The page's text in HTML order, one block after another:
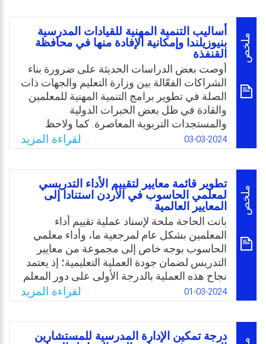
التكاملية بين كليات التربية ووزارة التربية والتعليم
بمدارسها واقتصار دورها على الدور التقليدي
الخاص بإعداد المعلم؛ وأن انقطاع الصلة بين
خريجي كليات التربية عن كلياتهم يمثل فجوة بين
ما لأعضاء هيئة التدريس بالجامعة من معرفة
متجددة والتطبيق التربوي العملي لها؛ وقصور أداء
كليات التربية والمدارس بتأدية أدوارهم بفاعلية
في تنمية المعلمين مهنيًا بالإضافة لضعف التنسيق
بين كليات التربية ووحدات التدريب.
WhatsApp
Facebook
Twitter
Email
ملخص
أساليب التنمية المهنية للقيادات المدرسية
بنيوزيلندا وإمكانية الإفادة منها في محافظة
القنفذة
أوصت بعض الدراسات الحديثة على ضرورة بناء
الشراكات الفعّالة بين وزارة التعليم والجهات ذات
الصلة في تطوير برامج التنمية المهنية للمعلمين
والقادة في ظل بعض الخبرات الدولية
والمستجدات التربوية المعاصرة. كما ولاحظ
الباحث من خلال عمله في الإطار التعليمي
المدرسي تدني وقلة أساليب التنمية المهنية
للقيادات المدرسية، مما دفعه لإجراء هذه
الدراسة لاقتراح تصور لتطوير أساليب التنمية
المهنية المقدمة للقيادات المدرسية في محافظة
القنفذة بالمملكة العربية السعودية، وذلك في
ضوء خبرة دولة نيوزيلندا في التنمية المهنية.
وتحددت مشكلة الدراسة بمعرفة أساليب التنمية
المهنية للقيادات المدرسية بنيوزيلندا وإمكانية
الإفادة منها بمحافظة القنفذة.
WhatsApp
Facebook
Twitter
Email
03-03-2024 لقراءة المزيد
ملخص
تطوير قائمة معايير لتقييم الأداء التدريسي
لمعلمي الحاسوب في الأردن استنادا إلى
المعايير العالمية
باتت الحاجة ملحة لإسناد عملية تقييم أداء
المعلمين بشكل عام لمرجعية ما، وأداء معلمي
الحاسوب بوجه خاص إلى مجموعة من معايير
التدريس لضمان جودة العملية التعليمية؛ إذ يعتمد
نجاح هذه العملية بالدرجة الأولى على دور المعلم
وممارساته أثناء التدريس. ونظرًا لعدم وجود
معايير وطنية خاصة بمعلمي الحاسوب بالأردن،
والاعتماد على كثير من المهارات الأدائية اللازمة
لتنفيذها، دعت الحاجة إلى اقتراح قائمة معايير
01-03-2024 لقراءة المزيد
درجة تمكين الإدارة المدرسية للمستشارين